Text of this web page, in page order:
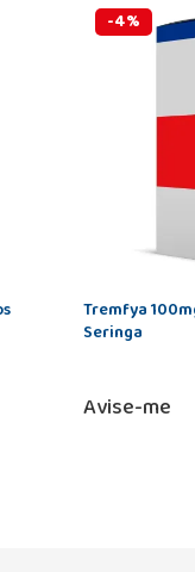
-4%
Tremfya
Seringa
Avise-me